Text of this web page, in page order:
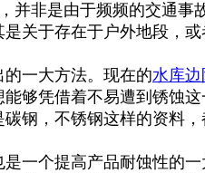
并非是由于频频的交通
关于存在于户外地段，
一大方法。现在的水库边
够凭借着不易遭到锈蚀这
钢，不锈钢这样的资料
一个提高产品耐蚀性的